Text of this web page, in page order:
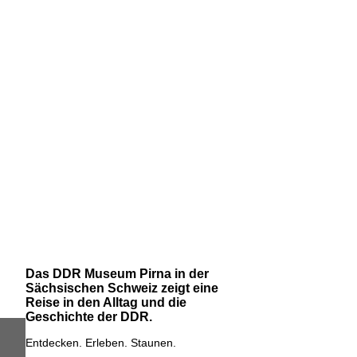
Das DDR Museum Pirna in der
Sächsischen Schweiz zeigt eine
Reise in den Alltag und die
Geschichte der DDR.
Entdecken. Erleben. Staunen.